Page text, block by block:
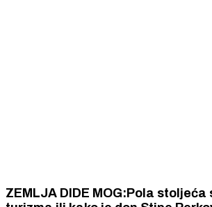
ZEMLJA DIDE MOG:Pola stoljeća